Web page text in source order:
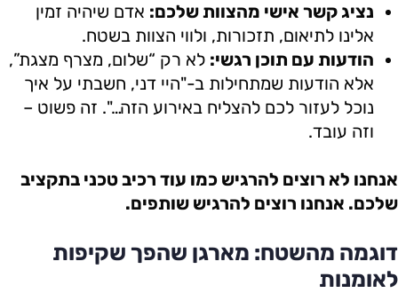
נציג קשר אישי מהצוות שלכם: אדם שיהיה זמין
אלינו לתיאום, תזכורות, ולווי הצוות בשטח.
הודעות עם תוכן רגשי: לא רק “שלום, מצרף מצגת”,
אלא הודעות שמתחילות ב-"היי דני, חשבתי על איך
נוכל לעזור לכם להצליח באירוע הזה…". זה פשוט –
וזה עובד.
אנחנו לא רוצים להרגיש כמו עוד רכיב טכני בתקציב
שלכם. אנחנו רוצים להרגיש שותפים.
דוגמה מהשטח: מארגן שהפך שקיפות
לאומנות